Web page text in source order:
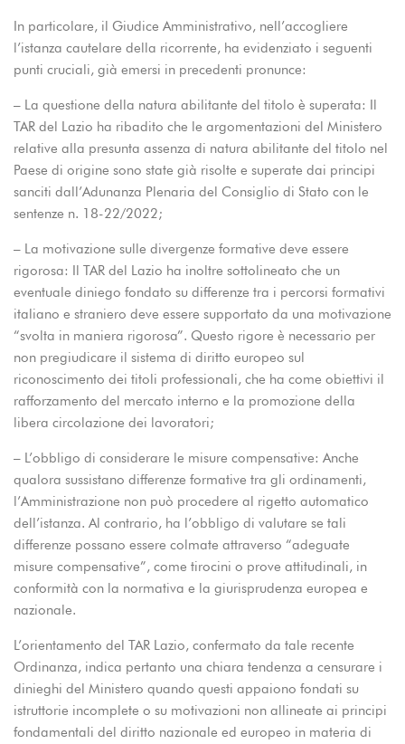
In particolare, il Giudice Amministrativo, nell’accogliere
l’istanza cautelare della ricorrente, ha evidenziato i seguenti
punti cruciali, già emersi in precedenti pronunce:
– La questione della natura abilitante del titolo è superata: Il
TAR del Lazio ha ribadito che le argomentazioni del Ministero
relative alla presunta assenza di natura abilitante del titolo nel
Paese di origine sono state già risolte e superate dai principi
sanciti dall’Adunanza Plenaria del Consiglio di Stato con le
sentenze n. 18-22/2022;
– La motivazione sulle divergenze formative deve essere
rigorosa: Il TAR del Lazio ha inoltre sottolineato che un
eventuale diniego fondato su differenze tra i percorsi formativi
italiano e straniero deve essere supportato da una motivazione
“svolta in maniera rigorosa”. Questo rigore è necessario per
non pregiudicare il sistema di diritto europeo sul
riconoscimento dei titoli professionali, che ha come obiettivi il
rafforzamento del mercato interno e la promozione della
libera circolazione dei lavoratori;
– L’obbligo di considerare le misure compensative: Anche
qualora sussistano differenze formative tra gli ordinamenti,
l’Amministrazione non può procedere al rigetto automatico
dell’istanza. Al contrario, ha l’obbligo di valutare se tali
differenze possano essere colmate attraverso “adeguate
misure compensative”, come tirocini o prove attitudinali, in
conformità con la normativa e la giurisprudenza europea e
nazionale.
L’orientamento del TAR Lazio, confermato da tale recente
Ordinanza, indica pertanto una chiara tendenza a censurare i
dinieghi del Ministero quando questi appaiono fondati su
istruttorie incomplete o su motivazioni non allineate ai principi
fondamentali del diritto nazionale ed europeo in materia di